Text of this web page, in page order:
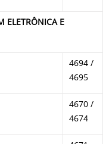
ELETRÔNICA E
4694 /
4695
4670 /
4674